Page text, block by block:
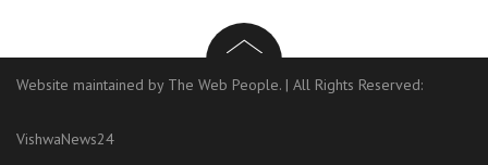
Website maintained by The Web People. | All Rights Reserved:
VishwaNews24